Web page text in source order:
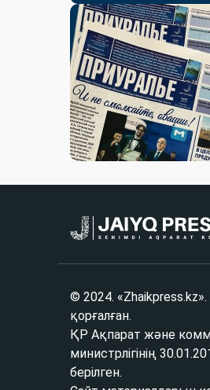
© 2024.
қорғалған.
ҚР Ақпарат және
министрлігінің
берілген.